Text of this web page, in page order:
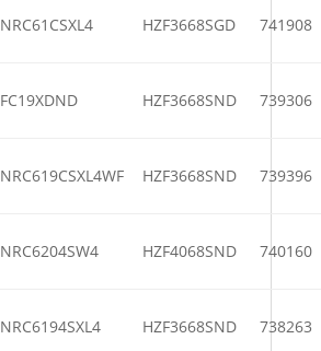
NRC61CSXL4 HZF3668SGD 741908
FC19XDND HZF3668SND 739306
NRC619CSXL4WF HZF3668SND 739396
NRC6204SW4 HZF4068SND 740160
NRC6194SXL4 HZF3668SND 738263